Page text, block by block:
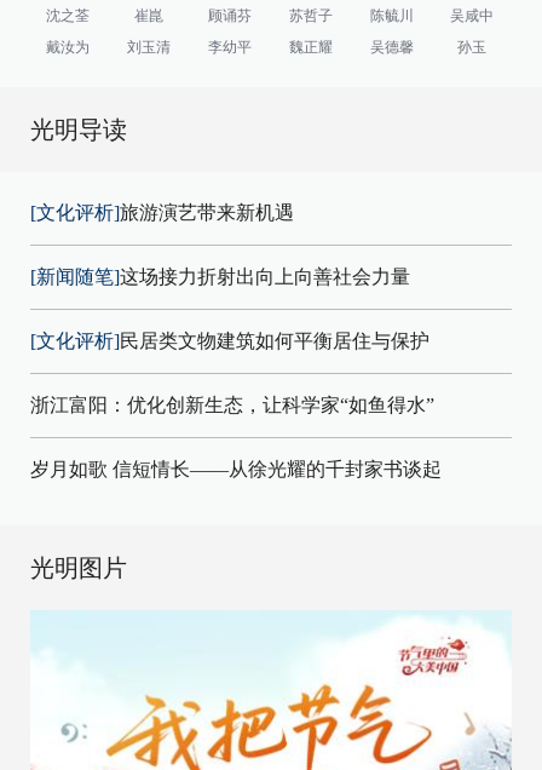
沈之荃 崔崑 顾诵芬 苏哲子 陈毓川
吴咸中
戴汝为
刘玉清 李幼平 魏正耀 吴德馨 孙玉
光明导读
[文化评析]旅游演艺带来新机遇
[新闻随笔]这场接力折射出向上向善社会力量
[文化评析]民居类文物建筑如何平衡居住与保护
浙江富阳：优化创新生态，让科学家“如鱼得水”
岁月如歌 信短情长——从徐光耀的千封家书谈起
光明图片